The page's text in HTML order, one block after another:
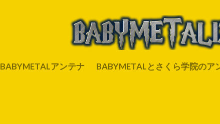
BABYMETALアンテナ BABYMETALとさくら学院のア